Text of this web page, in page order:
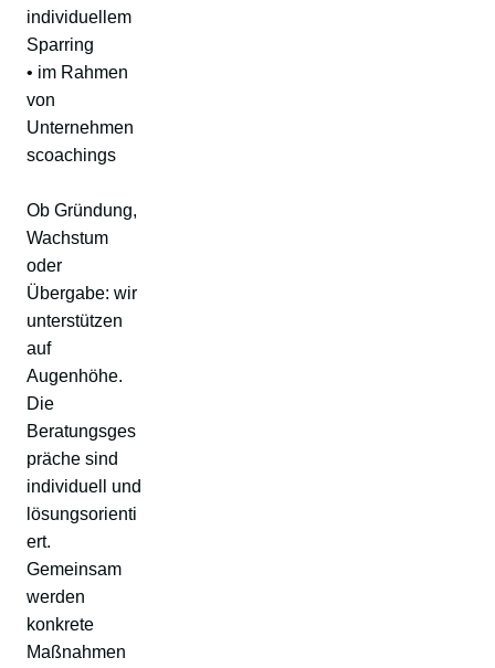
individuellem
Sparring
• im Rahmen
von
Unternehmen
scoachings
Ob Gründung,
Wachstum
oder
Übergabe: wir
unterstützen
auf
Augenhöhe.
Die
Beratungsges
präche sind
individuell und
lösungsorienti
ert.
Gemeinsam
werden
konkrete
Maßnahmen